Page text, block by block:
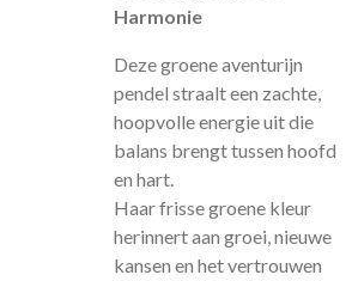
Harmonie
Deze groene aventurijn
pendel straalt een zachte,
hoopvolle energie uit die
balans brengt tussen hoofd
en hart.
Haar frisse groene kleur
herinnert aan groei, nieuwe
kansen en het vertrouwen